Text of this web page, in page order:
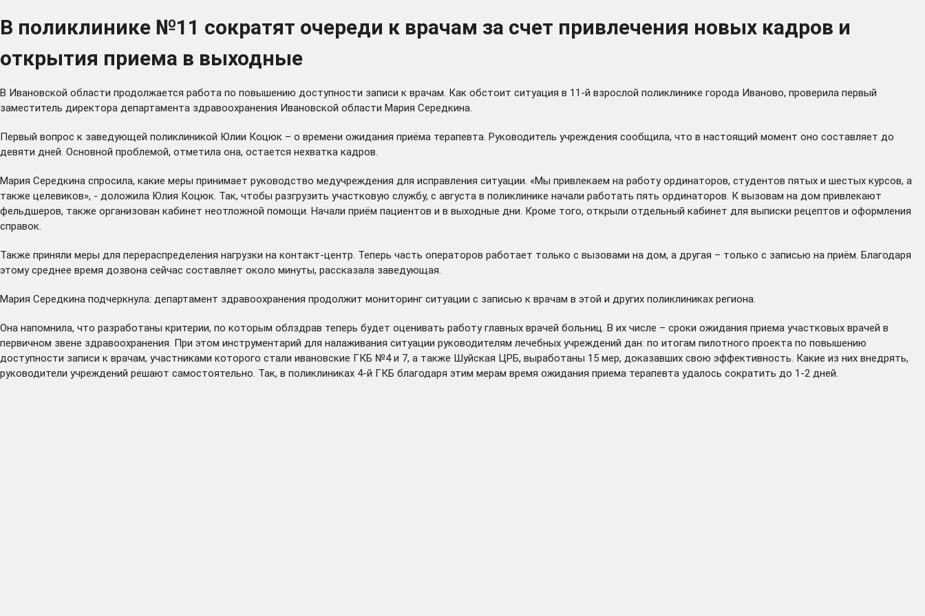
В поликлинике №11 сократят очереди к врачам за счет привлечения новых кадров и
открытия приема в выходные
В Ивановской области продолжается работа по повышению доступности записи к врачам. Как обстоит ситуация в 11-й взрослой поликлинике города Иваново, проверила первый
заместитель директора департамента здравоохранения Ивановской области Мария Середкина.
Первый вопрос к заведующей поликлиникой Юлии Коцюк – о времени ожидания приёма терапевта. Руководитель учреждения сообщила, что в настоящий момент оно составляет до
девяти дней. Основной проблемой, отметила она, остается нехватка кадров.
Мария Середкина спросила, какие меры принимает руководство медучреждения для исправления ситуации. «Мы привлекаем на работу ординаторов, студентов пятых и шестых курсов, а
также целевиков», - доложила Юлия Коцюк. Так, чтобы разгрузить участковую службу, с августа в поликлинике начали работать пять ординаторов. К вызовам на дом привлекают
фельдшеров, также организован кабинет неотложной помощи. Начали приём пациентов и в выходные дни. Кроме того, открыли отдельный кабинет для выписки рецептов и оформления
справок.
Также приняли меры для перераспределения нагрузки на контакт-центр. Теперь часть операторов работает только с вызовами на дом, а другая – только с записью на приём. Благодаря
этому среднее время дозвона сейчас составляет около минуты, рассказала заведующая.
Мария Середкина подчеркнула: департамент здравоохранения продолжит мониторинг ситуации с записью к врачам в этой и других поликлиниках региона.
Она напомнила, что разработаны критерии, по которым облздрав теперь будет оценивать работу главных врачей больниц. В их числе – сроки ожидания приема участковых врачей в
первичном звене здравоохранения. При этом инструментарий для налаживания ситуации руководителям лечебных учреждений дан: по итогам пилотного проекта по повышению
доступности записи к врачам, участниками которого стали ивановские ГКБ №4 и 7, а также Шуйская ЦРБ, выработаны 15 мер, доказавших свою эффективность. Какие из них внедрять,
руководители учреждений решают самостоятельно. Так, в поликлиниках 4-й ГКБ благодаря этим мерам время ожидания приема терапевта удалось сократить до 1-2 дней.